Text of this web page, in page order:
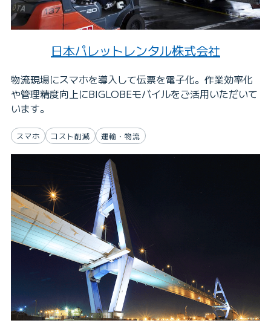
日本パレットレンタル株式会社
物流現場にスマホを導入して伝票を電子化。作業効率化
や管理精度向上にBIGLOBEモバイルをご活用いただいて
います。
スマホ コスト削減 運輸・物流